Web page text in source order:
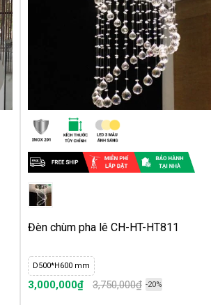
Đèn chùm pha lê CH-HT-HT811
D500*H600 mm
3,000,000₫ 3,750,000₫ -20%